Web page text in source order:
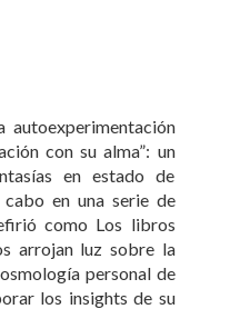
autoexperimentación
con su alma”: un
en estado de
en una serie de
como Los libros
arrojan luz sobre la
personal de
los insights de su